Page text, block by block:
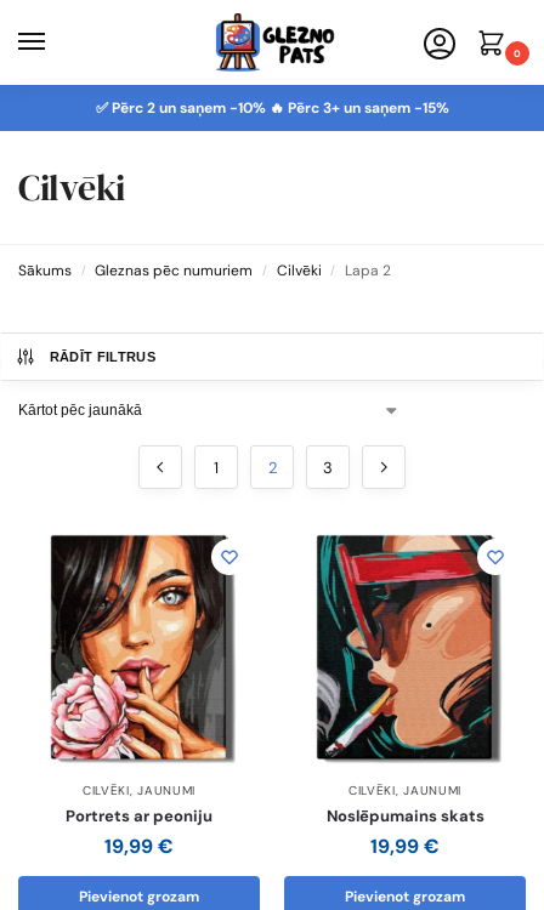
0
✅ Pērc 2 un saņem -10% 🔥 Pērc 3+ un saņem -15%
Cilvēki
Sākums / Gleznas pēc numuriem / Cilvēki / Lapa 2
RĀDĪT FILTRUS
1 2 3
CILVĒKI,JAUNUMI
Portrets ar peoniju
19,99€
Pievienot grozam
CILVĒKI,JAUNUMI
Noslēpumains skats
19,99€
Pievienot grozam